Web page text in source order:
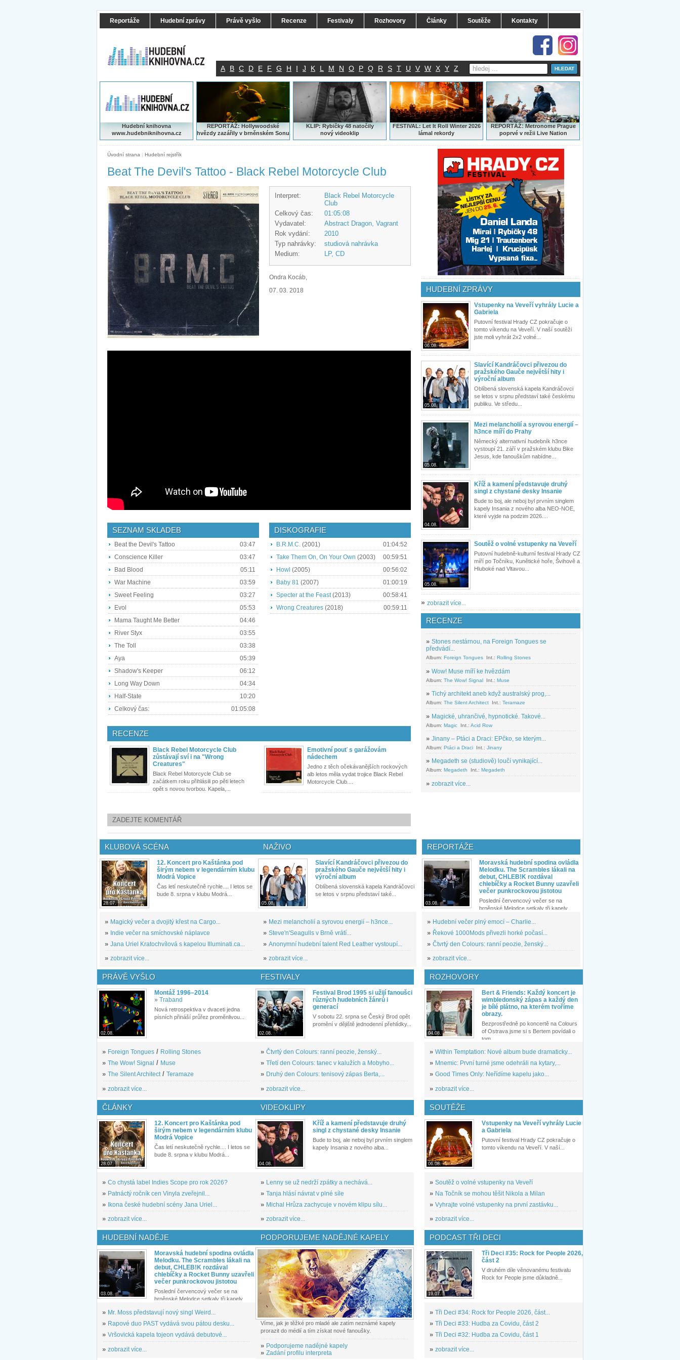
Reportáže Hudební zprávy Právě vyšlo Recenze Festivaly Rozhovory Články Soutěže Kontakty
A B C D E F G H I J K L M N O P Q R S T U V W X Y Z
Hudební knihovna
www.hudebniknihovna.cz
REPORTÁŽ: Hollywoodské
hvězdy zazářily v brněnském Sonu
KLIP: Rybičky 48 natočily
nový videoklip
FESTIVAL: Let It Roll Winter 2026
lámal rekordy
REPORTÁŽ:Metronome Prague
poprvé v režii Live Nation
Úvodní strana | Hudební rejstřík
Beat The Devil's Tattoo - Black Rebel Motorcycle Club
Interpret:
Black Rebel Motorcycle
Club
Celkový čas:
01:05:08
Vydavatel:
Abstract Dragon, Vagrant
Rok vydání:
2010
Typ nahrávky:
studiová nahrávka
Medium:
LP, CD
Ondra Kocáb,
07. 03. 2018
SEZNAM SKLADEB
Beat the Devil's Tattoo
03:47
Conscience Killer
03:47
Bad Blood
05:11
War Machine
03:59
Sweet Feeling
03:27
Evol
05:53
Mama Taught Me Better
04:46
River Styx
03:55
The Toll
03:38
Aya
05:39
Shadow's Keeper
06:12
Long Way Down
04:34
Half-State
10:20
Celkový čas:
01:05:08
DISKOGRAFIE
B.R.M.C. (2001)
01:04:52
Take Them On, On Your Own (2003)
00:59:51
Howl (2005)
00:56:02
Baby 81 (2007)
01:00:19
Specter at the Feast(2013)
00:58:41
Wrong Creatures (2018) 00:59:11
RECENZE
Black Rebel Motorcycle Club
zůstávají sví i na "Wrong
Creatures"
Black Rebel Motorcycle Club se
začátkem roku přihlásili po pěti letech
opět s novou tvorbou. Kapela,...
Emotivní pouť s garážovám
nádechem
Jedno z těch očekávanějších rockových
alb letos měla vydat trojice Black Rebel
Motorcycle Club....
ZADEJTE KOMENTÁŘ
HUDEBNÍ ZPRÁVY
06.08.
Vstupenky na Veveří vyhrály Lucie a
Gabriela
Putovní festival Hrady CZ pokračuje o
tomto víkendu na Veveří. V naší soutěži
jste moli vyhrát 2x2 volné...
05.08.
Slavící Kandráčovci přivezou do
pražského Gauče největší hity i
výroční album
Oblíbená slovenská kapela Kandráčovci
se letos v srpnu představí také českému
publiku. Ve středu...
05.08.
Mezi melancholií a syrovou energií –
h3nce míří do Prahy
Německý alternativní hudebník h3nce
vystoupí 21. září v pražském klubu Bike
Jesus, kde fanouškům nabídne...
04.08.
Kříž a kamení představuje druhý
singl z chystané desky Insanie
Bude to boj, ale neboj byl prvním singlem
kapely Insania z nového alba NEO-NOE,
které vyjde na podzim 2026....
05.08.
Soutěž o volné vstupenky na Veveří
Putovní hudebně-kulturní festival Hrady CZ
míří po Točníku, Kunětické hoře, Švihově a
Hluboké nad Vltavou...
» zobrazit více...
RECENZE
» Stones nestárnou, na Foreign Tongues se
předvádí...
Album: Foreign Tongues Int.: Rolling Stones
» Wow! Muse míří ke hvězdám
Album: The Wow! Signal Int.: Muse
» Tichý architekt aneb když australský prog,...
Album: The Silent Architect Int.: Teramaze
» Magické, uhrančivé, hypnotické. Takové...
Album: Magic Int.: Acid Row
» Jinany – Ptáci a Draci: EPčko, se kterým...
Album: Ptáci a Draci Int.: Jinany
» Megadeth se (studiově) loučí vynikající...
Album: Megadeth Int.: Megadeth
» zobrazit více...
KLUBOVÁ SCÉNA
28.07.
12. Koncert pro Kaštánka pod
širým nebem v legendárním klubu
Modrá Vopice
Čas letí neskutečně rychle.... I letos se
bude 8. srpna v klubu Modrá...
» Magický večer a dvojitý křest na Cargo...
» Indie večer na smíchovské náplavce
» Jana Uriel Kratochvílová s kapelou Illuminati.ca...
» zobrazit více...
NAŽIVO
05.08.
Slavící Kandráčovci přivezou do
pražského Gauče největší hity i
výroční album
Oblíbená slovenská kapela Kandráčovci
se letos v srpnu představí také...
» Mezi melancholií a syrovou energií – h3nce...
» Steve'n'Seagulls v Brně vrátí...
» Anonymní hudební talent Red Leather vystoupí...
» zobrazit více...
REPORTÁŽE
03.08.
Moravská hudební spodina ovládla
Melodku. The Scrambles lákali na
debut, CHLEB!K rozdával
chlebíčky a Rocket Bunny uzavřeli
večer punkrockovou jistotou
Poslední červencový večer se na
brněnské Melodce setkaly tři kapely...
» Hudební večer plný emocí – Charlie...
» Řekové 1000Mods přivezli horké počasí...
» Čtvrtý den Colours: ranní peozie, ženský...
» zobrazit více...
PRÁVĚ VYŠLO
02.08.
Montáž 1996–2014
» Traband
Nová retrospektiva v dvaceti jedna
písních přináší průřez proměnlivou...
» Foreign Tongues / Rolling Stones
» The Wow! Signal / Muse
» The Silent Architect/ Teramaze
» zobrazit více...
FESTIVALY
02.08.
Festival Brod 1995 si užijí fanoušci
různých hudebních žánrů i
generací
V sobotu 22. srpna se Český Brod opět
promění v dějiště jednodenní přehlídky...
» Čtvrtý den Colours: ranní peozie, ženský...
» Třetí den Colours: tanec v kalužích a Mobyho...
» Druhý den Colours: tenisový zápas Berta,...
» zobrazit více...
ROZHOVORY
04.08.
Bert & Friends: Každý koncert je
wimbledonský zápas a každý den
je bílé plátno, na kterém tvoříme
obrazy.
Bezprostředně po koncertě na Colours
of Ostrava jsme si s Bertem povídali o
tom,...
» Within Temptation: Nové album bude dramaticky...
» Mnemic: První turné jsme odehráli na kytary,...
» Good Times Only: Neřídíme kapelu jako...
» zobrazit více...
ČLÁNKY
28.07.
12. Koncert pro Kaštánka pod
širým nebem v legendárním klubu
Modrá Vopice
Čas letí neskutečně rychle.... I letos se
bude 8. srpna v klubu Modrá...
» Co chystá label Indies Scope pro rok 2026?
» Patnáctý ročník cen Vinyla zveřejnil...
» Ikona české hudební scény Jana Uriel...
» zobrazit více...
VIDEOKLIPY
04.08.
Kříž a kamení představuje druhý
singl z chystané desky Insanie
Bude to boj, ale neboj byl prvním singlem
kapely Insania z nového alba...
» Lenny se už nedrží zpátky a nechává...
» Tanja hlásí návrat v plné síle
» Michal Hrůza zachycuje v novém klipu sílu...
» zobrazit více...
SOUTĚŽE
06.08.
Vstupenky na Veveří vyhrály Lucie
a Gabriela
Putovní festival Hrady CZ pokračuje o
tomto víkendu na Veveří. V naší...
» Soutěž o volné vstupenky na Veveří
» Na Točník se mohou těšit Nikola a Milan
» Vyhrajte volné vstupenky na první zastávku...
» zobrazit více...
HUDEBNÍ NADĚJE
03.08.
Moravská hudební spodina ovládla
Melodku. The Scrambles lákali na
debut, CHLEB!K rozdával
chlebíčky a Rocket Bunny uzavřeli
večer punkrockovou jistotou
Poslední červencový večer se na
brněnské Melodce setkaly tři kapely...
» Mr. Moss představují nový singl Weird...
» Rapové duo PAST vydává svou pátou desku...
» Vršovická kapela tojeon vydává debutové...
» zobrazit více...
PODPORUJEME NADĚJNÉ KAPELY
Víme, jak je těžké pro mladé ale zatím neznámé kapely
prorazit do médií a tím získat nové fanoušky.
» Podporujeme nadějné kapely
» Zadání profilu interpreta
PODCAST TŘI DECI
19.07.
Tři Deci #35: Rock for People 2026,
část 2
V druhém díle věnovanému festivalu
Rock for People jsme důkladně...
» Tři Deci #34: Rock for People 2026, část...
» Tři Deci #33: Hudba za Covidu, část 2
» Tři Deci #32: Hudba za Covidu, část 1
» zobrazit více...